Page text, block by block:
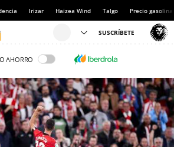
Irizar Haizea Wind Talgo Precio gasolina
AHORRO